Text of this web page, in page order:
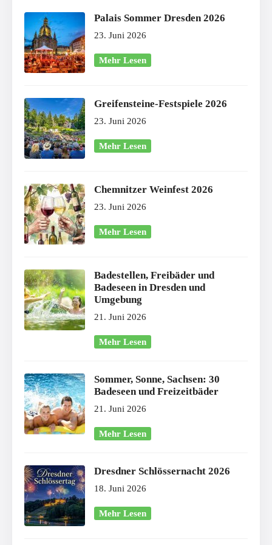
Palais Sommer Dresden 2026
23. Juni 2026
Mehr Lesen
Greifensteine-Festspiele 2026
23. Juni 2026
Mehr Lesen
Chemnitzer Weinfest 2026
23. Juni 2026
Mehr Lesen
Badestellen, Freibäder und
Badeseen in Dresden und
Umgebung
21. Juni 2026
Mehr Lesen
Sommer, Sonne, Sachsen: 30
Badeseen und Freizeitbäder
21. Juni 2026
Mehr Lesen
Dresdner Schlössernacht 2026
18. Juni 2026
Mehr Lesen